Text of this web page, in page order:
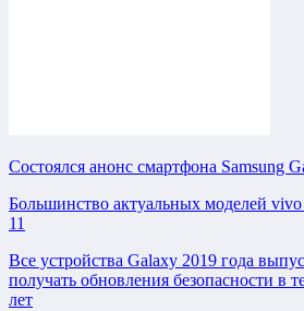
Состоялся анонс смартфона Samsung
Большинство актуальных моделей
11
Все устройства Galaxy 2019 года
получать обновления безопасности в
лет